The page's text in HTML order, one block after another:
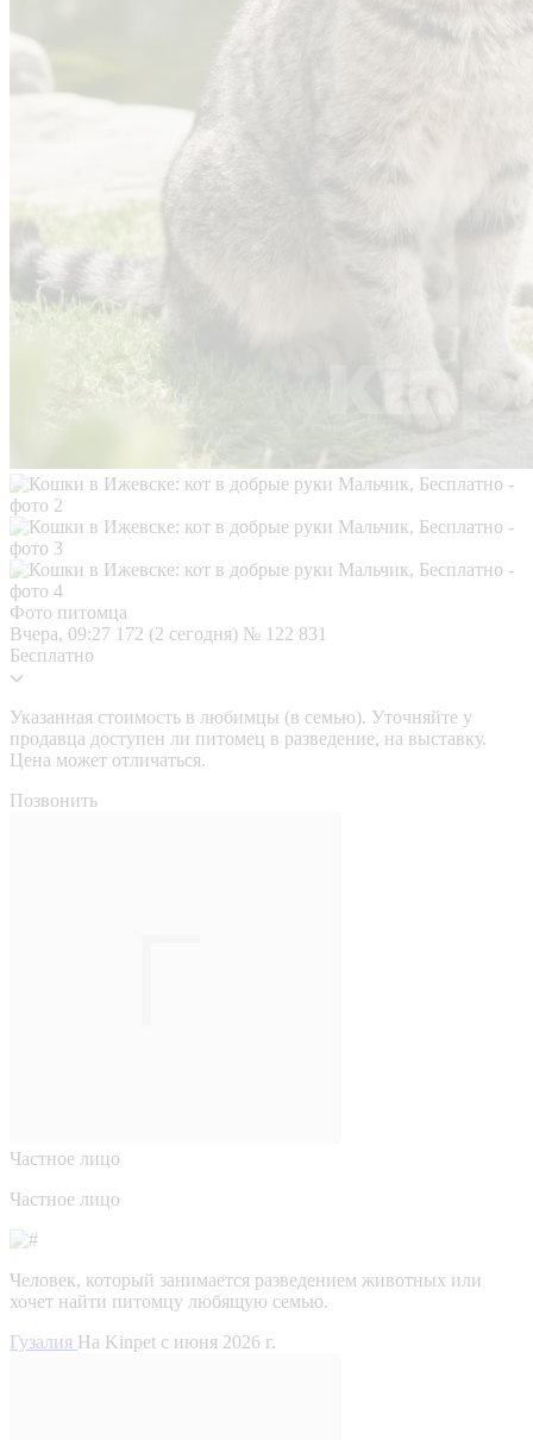
Фото питомца
Вчера, 09:27 172 (2 сегодня) № 122 831
Бесплатно
Указанная стоимость в любимцы (в семью). Уточняйте у
продавца доступен ли питомец в разведение, на выставку.
Цена может отличаться.
Позвонить
Частное лицо
Частное лицо
Человек, который занимается разведением животных или
хочет найти питомцу любящую семью.
Гузалия На Kinpet c июня 2026 г.